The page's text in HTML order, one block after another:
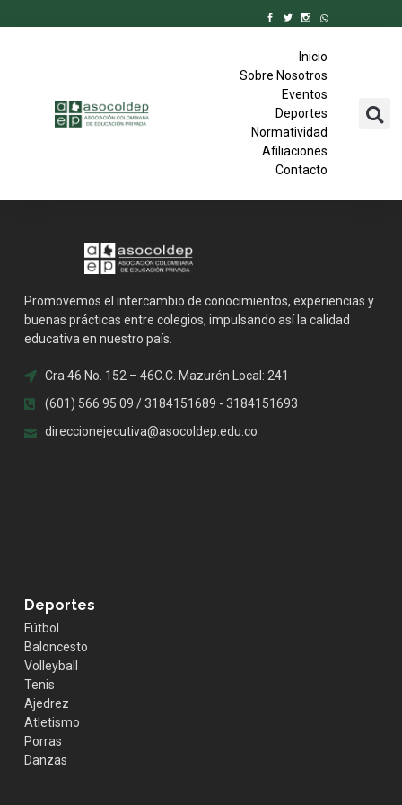
Inicio
Sobre Nosotros
Eventos
Deportes
Normatividad
Afiliaciones
Contacto
Promovemos el intercambio de conocimientos, experiencias y
buenas prácticas entre colegios, impulsando así la calidad
educativa en nuestro país.
Cra 46 No. 152 – 46C.C. Mazurén Local: 241
(601) 566 95 09 / 3184151689 - 3184151693
direccionejecutiva@asocoldep.edu.co
Deportes
Fútbol
Baloncesto
Volleyball
Tenis
Ajedrez
Atletismo
Porras
Danzas